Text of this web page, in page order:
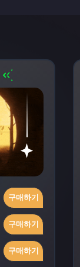
구매하기
구매하기
구매하기